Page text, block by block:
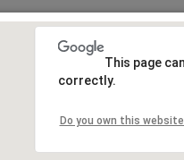
This page
correctly.
Do you own this